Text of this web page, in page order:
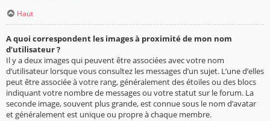
Haut
A quoi correspondent les images à proximité de mon nom
d’utilisateur ?
Il y a deux images qui peuvent être associées avec votre nom
d’utilisateur lorsque vous consultez les messages d’un sujet. L’une d’elles
peut être associée à votre rang, généralement des étoiles ou des blocs
indiquant votre nombre de messages ou votre statut sur le forum. La
seconde image, souvent plus grande, est connue sous le nom d’avatar
et généralement est unique ou propre à chaque membre.